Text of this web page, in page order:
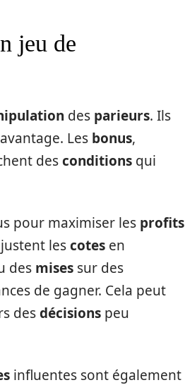
jeu de
des parieurs. Ils
Les bonus,
desconditions qui
pour maximiser les profits
lescotes en
des mises sur des
de gagner. Cela peut
desdécisions peu
influentes sont également